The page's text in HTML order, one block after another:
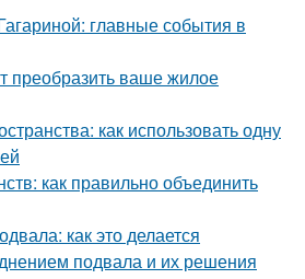
главные события в
преобразить ваше жилое
как использовать одну
как правильно объединить
как это делается
подвала и их решения